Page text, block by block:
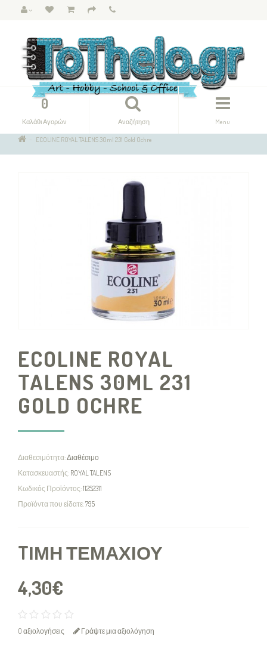
Menu
Αναζήτηση
0
Καλάθι Αγορών
ECOLINE ROYAL TALENS 30ml 231 Gold Ochre
ECOLINE ROYAL
TALENS 30ML 231
GOLD OCHRE
Διαθεσιμότητα:Διαθέσιμο
Κατασκευαστής: ROYAL TALENS
Κωδικός Προϊόντος:11252311
Προϊόντα που είδατε:795
TΙΜΉ ΤΕΜΑΧΊΟΥ
4,30€
0 αξιολογήσεις Γράψτε μια αξιολόγηση